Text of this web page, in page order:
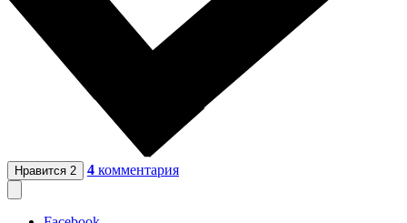
Нравится 2 4 комментария